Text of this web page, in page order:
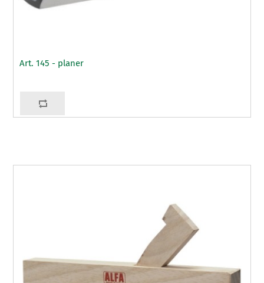
Art. 145 - planer